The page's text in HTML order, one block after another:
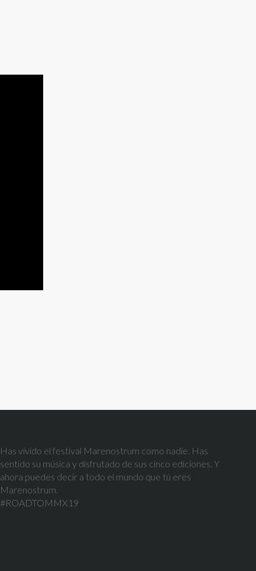
Has vivido el festival Marenostrum como nadie. Has
sentido su música y disfrutado de sus cinco ediciones. Y
ahora puedes decir a todo el mundo que tú eres
Marenostrum.
#ROADTOMMX19